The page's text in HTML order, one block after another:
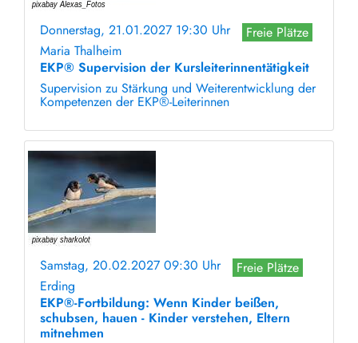
Donnerstag, 21.01.2027 19:30 Uhr
Freie Plätze
Maria Thalheim
EKP® Supervision der Kursleiterinnentätigkeit
Supervision zu Stärkung und Weiterentwicklung der
Kompetenzen der EKP®-Leiterinnen
Samstag, 20.02.2027 09:30 Uhr
Freie Plätze
Erding
EKP®-Fortbildung: Wenn Kinder beißen,
schubsen, hauen - Kinder verstehen, Eltern
mitnehmen